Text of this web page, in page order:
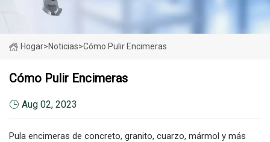
Hogar>Noticias>Cómo Pulir Encimeras
Cómo Pulir Encimeras
Aug 02, 2023
Pula encimeras de concreto, granito, cuarzo, mármol y más